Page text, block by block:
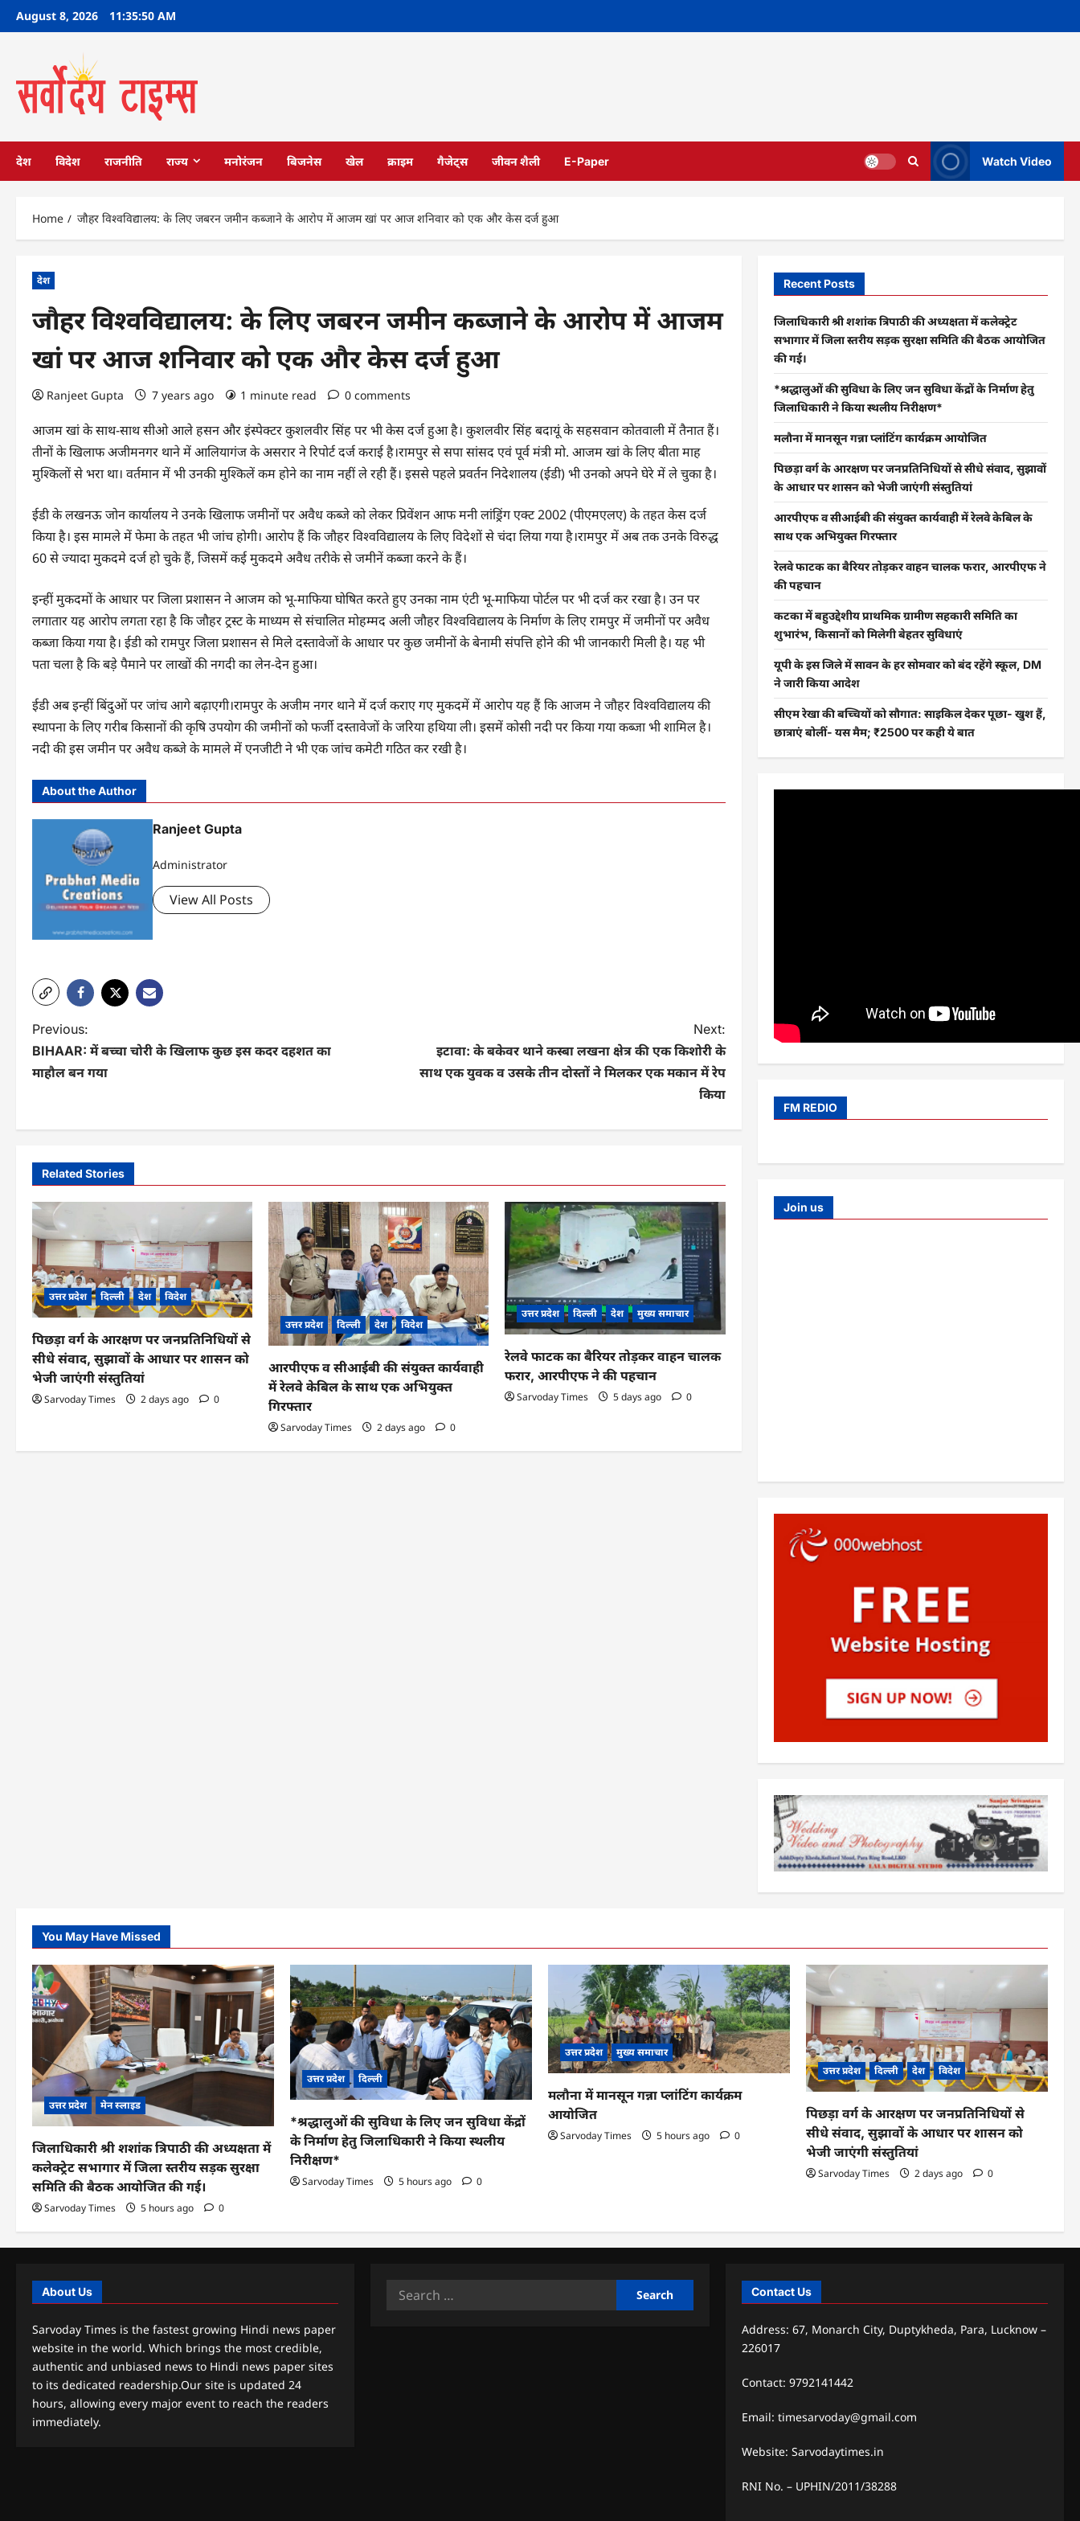
SkipAugust 8, 2026 11:35:51 AM
देश विदेश राजनीति राज्य मनोरंजन बिजनेस खेल क्राइम गैजेट्स जीवन शैली E-Paper Watch Video
Home जौहर विश्वविद्यालय: के लिए जबरन जमीन कब्जाने के आरोप में आजम खां पर आज शनिवार को एक और केस दर्ज हुआ
देश
जौहर विश्वविद्यालय: के लिए जबरन जमीन कब्जाने के आरोप में आजम
खां पर आज शनिवार को एक और केस दर्ज हुआ
Ranjeet Gupta 7 years ago 1 minute read 0 comments
आजम खां के साथ-साथ सीओ आले हसन और इंस्पेक्टर कुशलवीर सिंह पर भी केस दर्ज हुआ है। कुशलवीर सिंह बदायूं के सहसवान कोतवाली में तैनात हैं।
तीनों के खिलाफ अजीमनगर थाने में आलियागंज के असरार ने रिपोर्ट दर्ज कराई है।रामपुर से सपा सांसद एवं पूर्व मंत्री मो. आजम खां के लिए बीता माह
मुश्किलों से भरा था। वर्तमान में भी उनकी मुश्किलें कम होने का नाम नहीं ले रही हैं। इससे पहले प्रवर्तन निदेशालय (ईडी) भी उनको अपने घेरे में ले चुका है।
ईडी के लखनऊ जोन कार्यालय ने उनके खिलाफ जमीनों पर अवैध कब्जे को लेकर प्रिवेंशन आफ मनी लांड्रिंग एक्ट 2002 (पीएमएलए) के तहत केस दर्ज
किया है। इस मामले में फेमा के तहत भी जांच होगी। आरोप हैं कि जौहर विश्वविद्यालय के लिए विदेशों से चंदा लिया गया है।रामपुर में अब तक उनके विरुद्ध
60 से ज्यादा मुकदमे दर्ज हो चुके हैं, जिसमें कई मुकदमे अवैध तरीके से जमीनें कब्जा करने के हैं।
इन्हीं मुकदमों के आधार पर जिला प्रशासन ने आजम को भू-माफिया घोषित करते हुए उनका नाम एंटी भू-माफिया पोर्टल पर भी दर्ज कर रखा है। उन पर
लगातार यह आरोप लगता रहा है कि जौहर ट्रस्ट के माध्यम से संचालित मोहम्मद अली जौहर विश्वविद्यालय के निर्माण के लिए रामपुर में जमीनों पर अवैध
कब्जा किया गया है। ईडी को रामपुर जिला प्रशासन से मिले दस्तावेजों के आधार पर कुछ जमीनों के बेनामी संपत्ति होने की भी जानकारी मिली है। यह भी
पता चला है कि बड़े पैमाने पर लाखों की नगदी का लेन-देन हुआ।
ईडी अब इन्हीं बिंदुओं पर जांच आगे बढ़ाएगी।रामपुर के अजीम नगर थाने में दर्ज कराए गए मुकदमें में आरोप यह हैं कि आजम ने जौहर विश्वविद्यालय की
स्थापना के लिए गरीब किसानों की कृषि उपयोग की जमीनों को फर्जी दस्तावेजों के जरिया हथिया ली। इसमें कोसी नदी पर किया गया कब्जा भी शामिल है।
नदी की इस जमीन पर अवैध कब्जे के मामले में एनजीटी ने भी एक जांच कमेटी गठित कर रखी है।
About the Author
Ranjeet Gupta
Administrator
View All Posts
P
o
v
i
g
a
t
i
o
n
Previous:
BIHAAR: में बच्चा चोरी के खिलाफ कुछ इस कदर दहशत का
माहौल बन गया
Next:
इटावा: के बकेवर थाने कस्बा लखना क्षेत्र की एक किशोरी के
साथ एक युवक व उसके तीन दोस्तों ने मिलकर एक मकान में रेप
किया
Related Stories
उत्तर प्रदेश दिल्ली देश विदेश
पिछड़ा वर्ग के आरक्षण पर जनप्रतिनिधियों से
सीधे संवाद, सुझावों के आधार पर शासन को
भेजी जाएंगी संस्तुतियां
Sarvoday Times 2 days ago 0
उत्तर प्रदेश दिल्ली देश विदेश
आरपीएफ व सीआईबी की संयुक्त कार्यवाही
में रेलवे केबिल के साथ एक अभियुक्त
गिरफ्तार
Sarvoday Times 2 days ago 0
उत्तर प्रदेश दिल्ली देश मुख्य समाचार
रेलवे फाटक का बैरियर तोड़कर वाहन चालक
फरार, आरपीएफ ने की पहचान
Sarvoday Times 5 days ago 0
Recent Posts
जिलाधिकारी श्री शशांक त्रिपाठी की अध्यक्षता में कलेक्ट्रेट
सभागार में जिला स्तरीय सड़क सुरक्षा समिति की बैठक आयोजित
की गई।
*श्रद्धालुओं की सुविधा के लिए जन सुविधा केंद्रों के निर्माण हेतु
जिलाधिकारी ने किया स्थलीय निरीक्षण*
मलौना में मानसून गन्ना प्लांटिंग कार्यक्रम आयोजित
पिछड़ा वर्ग के आरक्षण पर जनप्रतिनिधियों से सीधे संवाद, सुझावों
के आधार पर शासन को भेजी जाएंगी संस्तुतियां
आरपीएफ व सीआईबी की संयुक्त कार्यवाही में रेलवे केबिल के
साथ एक अभियुक्त गिरफ्तार
रेलवे फाटक का बैरियर तोड़कर वाहन चालक फरार, आरपीएफ ने
की पहचान
कटका में बहुउद्देशीय प्राथमिक ग्रामीण सहकारी समिति का
शुभारंभ, किसानों को मिलेगी बेहतर सुविधाएं
यूपी के इस जिले में सावन के हर सोमवार को बंद रहेंगे स्कूल, DM
ने जारी किया आदेश
सीएम रेखा की बच्चियों को सौगात: साइकिल देकर पूछा- खुश हैं,
छात्राएं बोलीं- यस मैम; ₹2500 पर कही ये बात
FM REDIO
Join us
You May Have Missed
उत्तर प्रदेश मेन स्लाइड
जिलाधिकारी श्री शशांक त्रिपाठी की अध्यक्षता में
कलेक्ट्रेट सभागार में जिला स्तरीय सड़क सुरक्षा
समिति की बैठक आयोजित की गई।
Sarvoday Times 5 hours ago 0
उत्तर प्रदेश दिल्ली
*श्रद्धालुओं की सुविधा के लिए जन सुविधा केंद्रों
के निर्माण हेतु जिलाधिकारी ने किया स्थलीय
निरीक्षण*
Sarvoday Times 5 hours ago 0
उत्तर प्रदेश मुख्य समाचार
मलौना में मानसून गन्ना प्लांटिंग कार्यक्रम
आयोजित
Sarvoday Times 5 hours ago 0
उत्तर प्रदेश दिल्ली देश विदेश
पिछड़ा वर्ग के आरक्षण पर जनप्रतिनिधियों से
सीधे संवाद, सुझावों के आधार पर शासन को
भेजी जाएंगी संस्तुतियां
Sarvoday Times 2 days ago 0
About Us
Sarvoday Times is the fastest growing Hindi news paper
website in the world. Which brings the most credible,
authentic and unbiased news to Hindi news paper sites
to its dedicated readership.Our site is updated 24
hours, allowing every major event to reach the readers
immediately.
Search
Contact Us
Address: 67, Monarch City, Duptykheda, Para, Lucknow –
226017
Contact: 9792141442
Email: timesarvoday@gmail.com
Website: Sarvodaytimes.in
RNI No. – UPHIN/2011/38288